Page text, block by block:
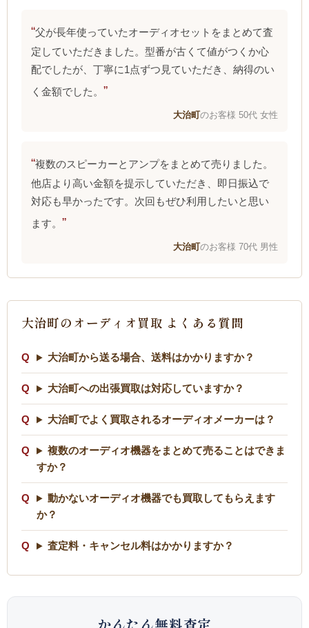
父が長年使っていたオーディオセットをまとめて査
定していただきました。型番が古くて値がつくか心
配でしたが、丁寧に1点ずつ見ていただき、納得のい
く金額でした。
大治町のお客様 50代 女性
複数のスピーカーとアンプをまとめて売りました。
他店より高い金額を提示していただき、即日振込で
対応も早かったです。次回もぜひ利用したいと思い
ます。
大治町のお客様 70代 男性
大治町のオーディオ買取 よくある質問
大治町から送る場合、送料はかかりますか？
大治町への出張買取は対応していますか？
大治町でよく買取されるオーディオメーカーは？
複数のオーディオ機器をまとめて売ることはできま
すか？
動かないオーディオ機器でも買取してもらえます
か？
査定料・キャンセル料はかかりますか？